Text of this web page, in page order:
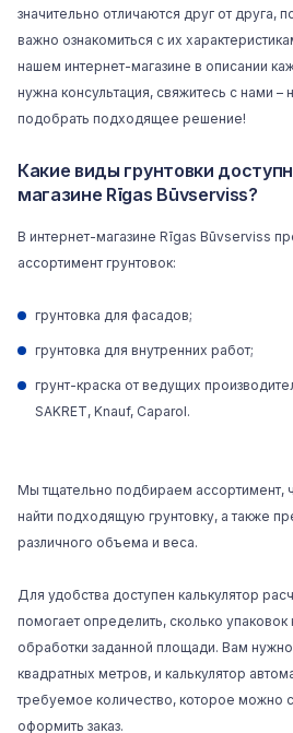
значительно отличаются друг от друга,
важно ознакомиться с их
нашем интернет-магазине в описании
нужна консультация, свяжитесь с нами –
подобрать подходящее решение!
Какие виды грунтовки
магазине Rīgas Būvserviss?
В интернет-магазине Rīgas Būvserviss
ассортимент грунтовок:
грунтовка для фасадов;
грунтовка для внутренних работ;
грунт-краска от ведущих
SAKRET, Knauf, Caparol.
Мы тщательно подбираем ассортимент,
найти подходящую грунтовку, а также
различного объема и веса.
Для удобства доступен калькулятор
помогает определить, сколько
обработки заданной площади. Вам нужно
квадратных метров, и калькулятор
требуемое количество, которое можно
оформить заказ.